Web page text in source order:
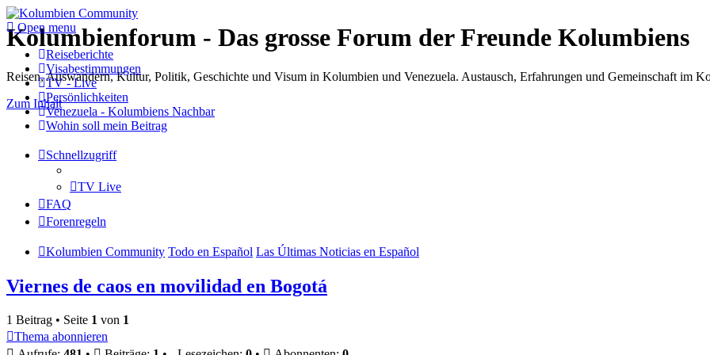
Kolumbienforum - Das grosse Forum der Freunde Kolumbiens
Reisen, Auswandern, Kultur, Politik, Geschichte und Visum in Kolumbien und Venezuela. Austausch, Erfahrungen und Gemeinschaft im
Zum Inhalt
Open menu
Reiseberichte
Visabestimmungen
TV - Live
Persönlichkeiten
Venezuela - Kolumbiens Nachbar
Wohin soll mein Beitrag
Schnellzugriff
TV Live
FAQ
Forenregeln
Kolumbien Community Todo en Español Las Últimas Noticias en Español
Viernes de caos en movilidad en Bogotá
1 Beitrag • Seite 1 von 1
Thema abonnieren